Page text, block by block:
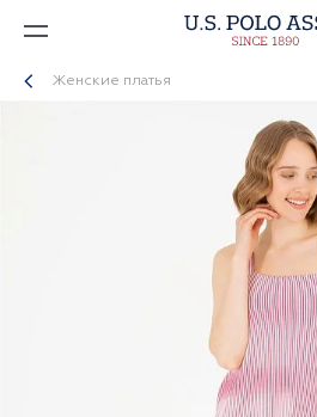
Женские платья